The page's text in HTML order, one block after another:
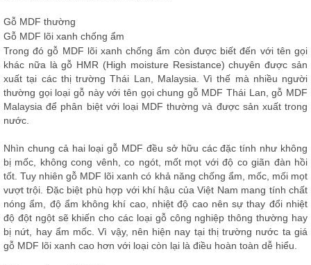
Gỗ MDF thường
Gỗ MDF lõi xanh chống ẩm
Trong đó gỗ MDF lõi xanh chống ẩm còn được biết đến với tên gọi
khác nữa là gỗ HMR (High moisture Resistance) chuyên được sản
xuất tại các thị trường Thái Lan, Malaysia. Vì thế mà nhiều người
thường gọi loại gỗ này với tên gọi chung gỗ MDF Thái Lan, gỗ MDF
Malaysia để phân biệt với loại MDF thường và được sản xuất trong
nước.
Nhìn chung cả hai loại gỗ MDF đều sở hữu các đặc tính như không
bị mốc, không cong vênh, co ngót, mốt mọt với độ co giãn đàn hồi
tốt. Tuy nhiên gỗ MDF lõi xanh có khả năng chống ẩm, mốc, mối mọt
vượt trội. Đặc biệt phù hợp với khí hậu của Việt Nam mang tính chất
nóng ẩm, độ ẩm không khí cao, nhiệt độ cao nên sự thay đổi nhiệt
độ đột ngột sẽ khiến cho các loại gỗ công nghiệp thông thường hay
bị nứt, hay ẩm mốc. Vì vậy, nên hiện nay tại thị trường nước ta giá
gỗ MDF lõi xanh cao hơn với loại còn lại là điều hoàn toàn dễ hiểu.